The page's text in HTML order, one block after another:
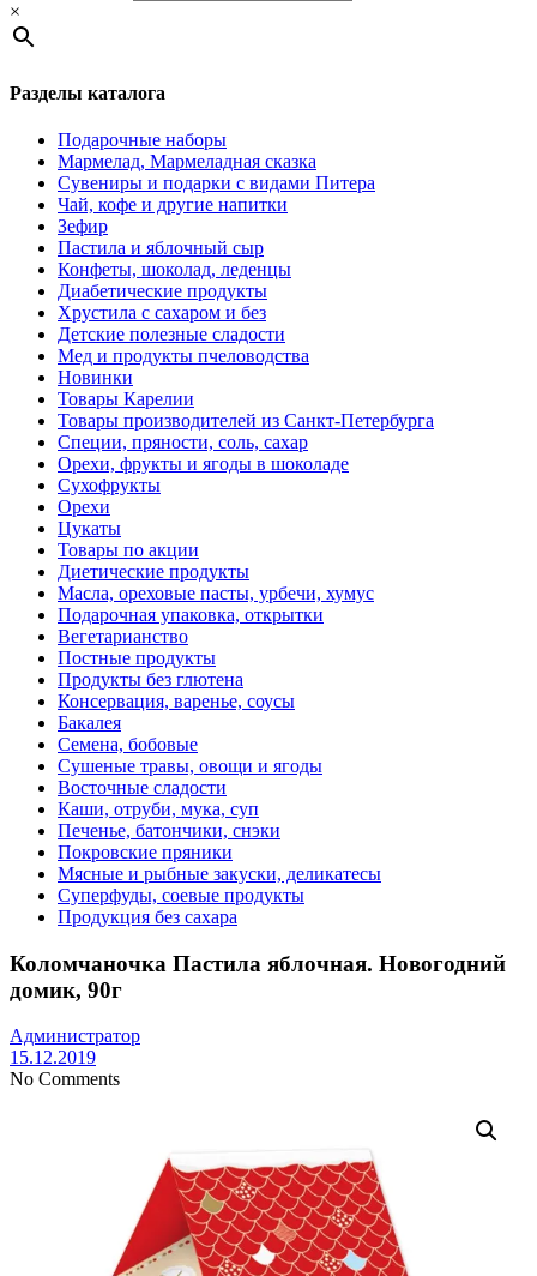
×
Разделы каталога
Подарочные наборы
Мармелад, Мармеладная сказка
Сувениры и подарки с видами Питера
Чай, кофе и другие напитки
Зефир
Пастила и яблочный сыр
Конфеты, шоколад, леденцы
Диабетические продукты
Хрустила с сахаром и без
Детские полезные сладости
Мед и продукты пчеловодства
Новинки
Товары Карелии
Товары производителей из Санкт-Петербурга
Специи, пряности, соль, сахар
Орехи, фрукты и ягоды в шоколаде
Сухофрукты
Орехи
Цукаты
Товары по акции
Диетические продукты
Масла, ореховые пасты, урбечи, хумус
Подарочная упаковка, открытки
Вегетарианство
Постные продукты
Продукты без глютена
Консервация, варенье, соусы
Бакалея
Семена, бобовые
Сушеные травы, овощи и ягоды
Восточные сладости
Каши, отруби, мука, суп
Печенье, батончики, снэки
Покровские пряники
Мясные и рыбные закуски, деликатесы
Суперфуды, соевые продукты
Продукция без сахара
Коломчаночка Пастила яблочная. Новогодний
домик, 90г
Администратор
15.12.2019
No Comments